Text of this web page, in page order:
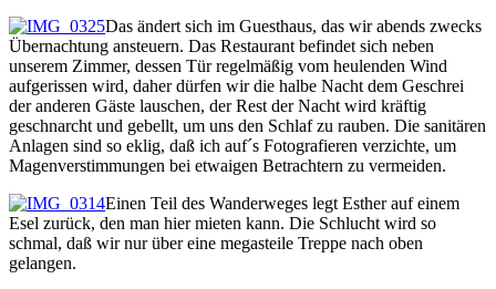
Das ändert sich im Guesthaus, das wir abends zwecks
Übernachtung ansteuern. Das Restaurant befindet sich neben
unserem Zimmer, dessen Tür regelmäßig vom heulenden Wind
aufgerissen wird, daher dürfen wir die halbe Nacht dem Geschrei
der anderen Gäste lauschen, der Rest der Nacht wird kräftig
geschnarcht und gebellt, um uns den Schlaf zu rauben. Die sanitären
Anlagen sind so eklig, daß ich auf´s Fotografieren verzichte, um
Magenverstimmungen bei etwaigen Betrachtern zu vermeiden.
Einen Teil des Wanderweges legt Esther auf einem
Esel zurück, den man hier mieten kann. Die Schlucht wird so
schmal, daß wir nur über eine megasteile Treppe nach oben
gelangen.